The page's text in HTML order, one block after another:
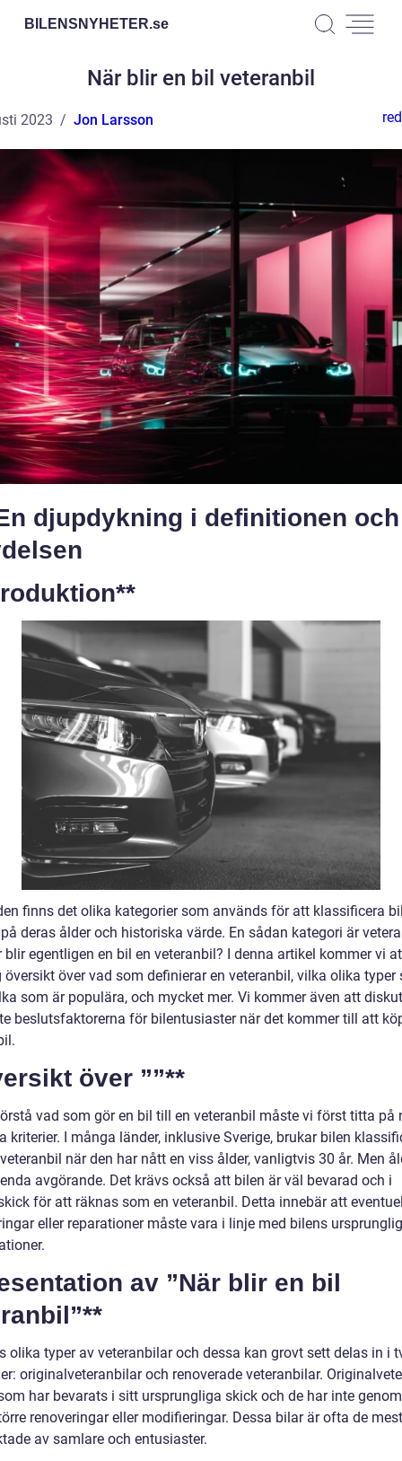
BILENSNYHETER.se
När blir en bil veteranbil
2023 Jon Larsson
djupdykning i definitionen och
finns det olika kategorier som används för att klassificera
deras ålder och historiska värde. En sådan kategori är
blir egentligen en bil en veteranbil? I denna artikel kommer vi
översikt över vad som definierar en veteranbil, vilka olika typer
som är populära, och mycket mer. Vi kommer även att
beslutsfaktorerna för bilentusiaster när det kommer till att
över ””**
vad som gör en bil till en veteranbil måste vi först titta på
kriterier. I många länder, inklusive Sverige, brukar bilen
när den har nått en viss ålder, vanligtvis 30 år. Men
avgörande. Det krävs också att bilen är väl bevarad och i
för att räknas som en veteranbil. Detta innebär att
eller reparationer måste vara i linje med bilens
av ”När blir en bil
olika typer av veteranbilar och dessa kan grovt sett delas in i
originalveteranbilar och renoverade veteranbilar.
har bevarats i sitt ursprungliga skick och de har inte
renoveringar eller modifieringar. Dessa bilar är ofta de mest
av samlare och entusiaster.